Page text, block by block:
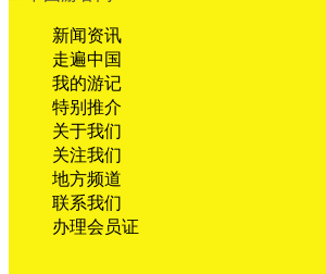
新闻资讯
走遍中国
我的游记
特别推介
关于我们
关注我们
地方频道
联系我们
办理会员证